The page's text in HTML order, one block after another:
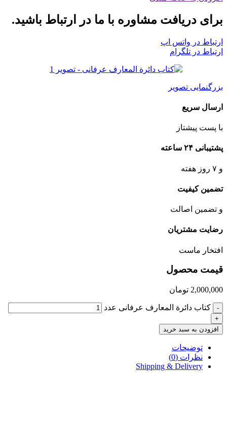
برای دریافت مشاوره با ما در ارتباط باشید.
ارتباط در واتس اپ
ارتباط در تلگرام
بزرگنمایی تصویر
ارسال سریع
با پست پیشتاز
پشتیبانی ۲۴ ساعته
و ۷ روز هفته
تضمین کیفیت
و تضمین اصالت
رضایت مشتریان
افتخار ماست
قیمت محصول
2,000,000 تومان
- کتاب دائرة المعارف عرفانی عدد
+
افزودن به سبد خرید
توضیحات
نظرات (0)
Shipping & Delivery